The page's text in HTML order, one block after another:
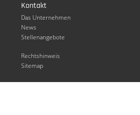
Kontakt
Das Unternehmen
News
Stellenangebote
Rechtshinweis
Sitemap